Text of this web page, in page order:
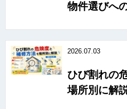
物件選びへ
2026.07.03
ひび割れの
場所別に解